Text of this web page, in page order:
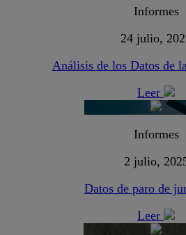
Informes
24 julio,
Análisis de los Datos de
Leer
Informes
2 julio,
Datos de paro de
Leer